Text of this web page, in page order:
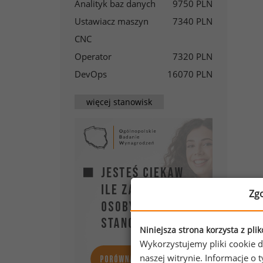
Analityk baz danych
9750 PLN
Ustawiacz maszyn
CNC
7340 PLN
Operator
7320 PLN
DevOps
16070 PLN
więcej stanowisk
Niniejsza strona korzysta z
Wykorzystujemy pliki cookie
naszej witrynie. Informacje o